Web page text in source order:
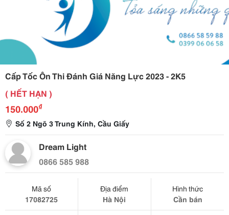
Cấp Tốc Ôn Thi Đánh Giá Năng Lực 2023 - 2K5
( HẾT HẠN )
150.000₫
Số 2 Ngõ 3 Trung Kính, Cầu Giấy
Dream Light
0866 585 988
Mã số
17082725
Địa điểm
Hà Nội
Hình thức
Cần bán